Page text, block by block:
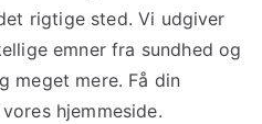
rigtige sted. Vi udgiver
emner fra sundhed og
meget mere. Få din
hjemmeside.